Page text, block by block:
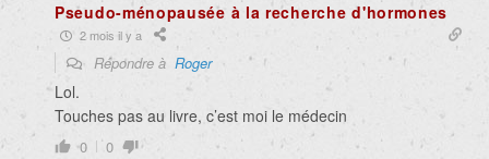
Pseudo-ménopausée à la recherche d'hormones
2 mois il y a
Répondre à Roger
Lol.
Touches pas au livre, c’est moi le médecin
0 0